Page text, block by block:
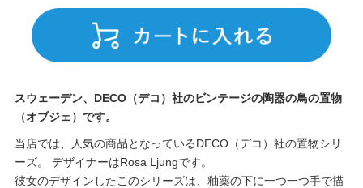
スウェーデン、DECO（デコ）社のビンテージの陶器の鳥の置物
（オブジェ）です。
当店では、人気の商品となっているDECO（デコ）社の置物シリ
ーズ。 デザイナーはRosa Ljungです。
彼女のデザインしたこのシリーズは、釉薬の下に一つ一つ手で描